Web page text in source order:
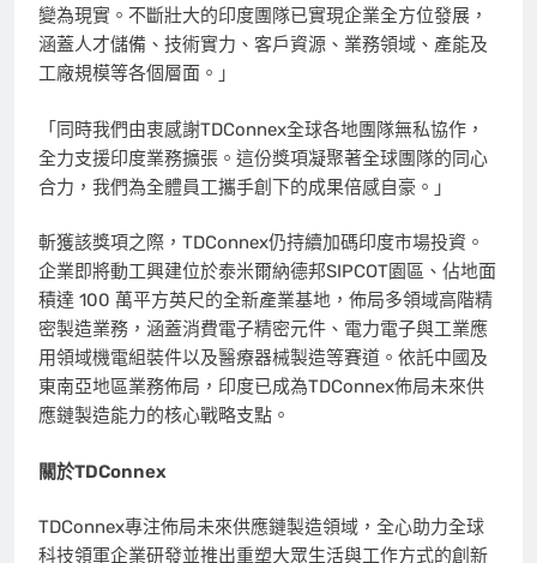
變為現實。不斷壯大的印度團隊已實現企業全方位發展，
涵蓋人才儲備、技術實力、客戶資源、業務領域、產能及
工廠規模等各個層面。」
「同時我們由衷感謝TDConnex全球各地團隊無私協作，
全力支援印度業務擴張。這份獎項凝聚著全球團隊的同心
合力，我們為全體員工攜手創下的成果倍感自豪。」
斬獲該獎項之際，TDConnex仍持續加碼印度市場投資。
企業即將動工興建位於泰米爾納德邦SIPCOT園區、佔地面
積達 100 萬平方英尺的全新產業基地，佈局多領域高階精
密製造業務，涵蓋消費電子精密元件、電力電子與工業應
用領域機電組裝件以及醫療器械製造等賽道。依託中國及
東南亞地區業務佈局，印度已成為TDConnex佈局未來供
應鏈製造能力的核心戰略支點。
關於TDConnex
TDConnex專注佈局未來供應鏈製造領域，全心助力全球
科技領軍企業研發並推出重塑大眾生活與工作方式的創新